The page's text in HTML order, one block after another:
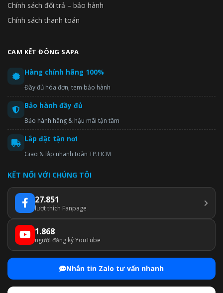
Chính sách đổi trả – bảo hành
Chính sách thanh toán
CAM KẾT ĐÔNG SAPA
Hàng chính hãng 100%
Đầy đủ hóa đơn, tem bảo hành
Bảo hành đầy đủ
Bảo hành hãng & hậu mãi tận tâm
Lắp đặt tận nơi
Giao & lắp nhanh toàn TP.HCM
KẾT NỐI VỚI CHÚNG TÔI
27.851
lượt thích Fanpage
1.868
người đăng ký YouTube
Nhắn tin Zalo tư vấn nhanh